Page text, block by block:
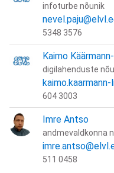
infoturbe nõunik
5348 3576
Kaimo
digilahenduste
604 3003
Imre Antso
andmevaldkonna
511 0458